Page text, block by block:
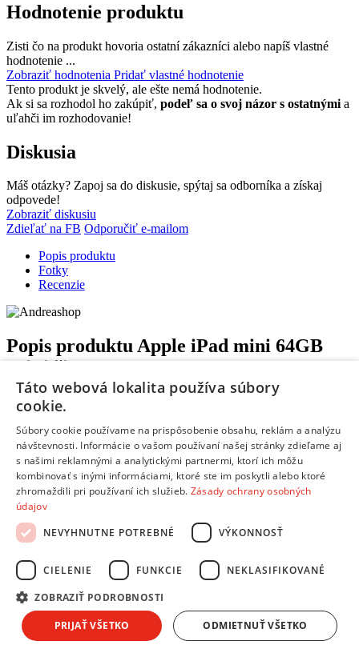
Hodnotenie produktu
Zisti čo na produkt hovoria ostatní zákazníci alebo napíš vlastné
hodnotenie ...
Zobraziť hodnotenia Pridať vlastné hodnotenie
Tento produkt je skvelý, ale ešte nemá hodnotenie.
Ak si sa rozhodol ho zakúpiť, podeľ sa o svoj názor s ostatnými a
uľahči im rozhodovanie!
Diskusia
Máš otázky? Zapoj sa do diskusie, spýtaj sa odborníka a získaj
odpovede!
Zobraziť diskusiu
Zdieľať na FB Odporučiť e-mailom
Popis produktu
Fotky
Recenzie
Popis produktuApple iPad mini 64GB
WiFi čierny
Parametre produktu
Všeobecné informácie
Operačný systém:
Apple iOS
Farba:
Čierna
Hmotnosť:
Rozmery (VxŠxH): 200 x 134,7 x 7,2 mm
Displej
Uhlopriečka:
7,9"
Rozlíšenie displeja:
XGA (1024x768)
Typ dotykového displeja:
IPS LED
Táto webová lokalita používa súbory
cookie.
Súbory cookie používame na prispôsobenie obsahu, reklám a analýzu
návštevnosti. Informácie o vašom používaní našej stránky zdieľame aj
s našimi reklamnými a analytickými partnermi, ktorí ich môžu
kombinovať s inými informáciami, ktoré ste im poskytli alebo ktoré
zhromaždili pri používaní ich služieb. Zásady ochrany osobných
údajov
NEVYHNUTNE POTREBNÉ
VÝKONNOSŤ
CIELENIE FUNKCIE NEKLASIFIKOVANÉ
ZOBRAZIŤ PODROBNOSTI
PRIJAŤ VŠETKO ODMIETNUŤ VŠETKO